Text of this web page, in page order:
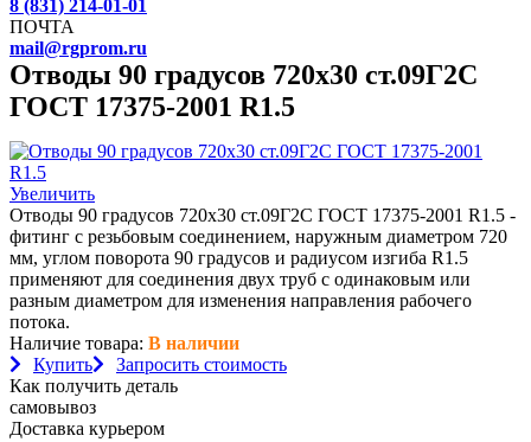
8 (831) 214-01-01
ПОЧТА
mail@rgprom.ru
Отводы 90 градусов 720х30 ст.09Г2С
ГОСТ 17375-2001 R1.5
Увеличить
Отводы 90 градусов 720х30 ст.09Г2С ГОСТ 17375-2001 R1.5 -
фитинг с резьбовым соединением, наружным диаметром 720
мм, углом поворота 90 градусов и радиусом изгиба R1.5
применяют для соединения двух труб с одинаковым или
разным диаметром для изменения направления рабочего
потока.
Наличие товара: В наличии
Купить
Запросить стоимость
Как получить деталь
самовывоз
Доставка курьером